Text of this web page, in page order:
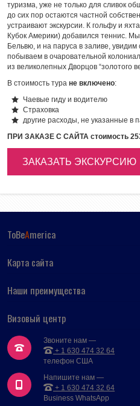
туризма, уже не только для сливок
до сих пор остаются частной
устраивают экскурсии. К гольфу и
Кубок Америки) добавился теннис.
Бельвю, и на паруса в заливе,
побываем в очаровательной
из великолепных Дворцов “золотого
В стоимость тура не включено:
Чаевые гиду и водителю
Страховка
другие расходы, не указанные в
ПРИ ЗАКАЗЕ С САЙТА стоимость
ЗАКАЗАТЬ ЭКСКУРСИЮ
ToBeAmerica
Карта сайта
Наши преимущества
Визовый центр
Звоните нам —
+ 1 630 474 32 64
телефон США
Напишите нам —
+ 1 630 474 32 64
Business WhatsApp